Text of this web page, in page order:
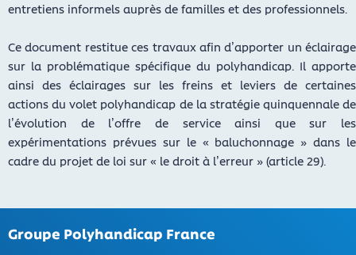
entretiens informels auprès de familles et des professionnels.
Ce document restitue ces travaux afin d’apporter un éclairage
sur la problématique spécifique du polyhandicap. Il apporte
ainsi des éclairages sur les freins et leviers de certaines
actions du volet polyhandicap de la stratégie quinquennale de
l’évolution de l’offre de service ainsi que sur les
expérimentations prévues sur le « baluchonnage » dans le
cadre du projet de loi sur « le droit à l’erreur » (article 29).
Groupe Polyhandicap France